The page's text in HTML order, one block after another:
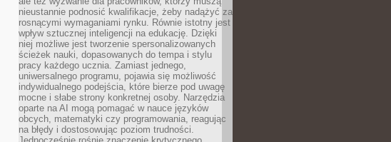
nieustannie podnosić kwalifikacje, żeby nadążyć za
rosnącymi wymaganiami rynku. Równie istotny jest
wpływ sztucznej inteligencji na edukację. Dzięki
niej możliwe jest tworzenie spersonalizowanych
ścieżek nauki, dopasowanych do tempa i stylu
pracy każdego ucznia. Zamiast jednego,
uniwersalnego programu, pojawia się możliwość
indywidualnego podejścia, które bierze pod uwagę
mocne i słabe strony konkretnej osoby. Narzędzia
oparte na AI mogą pomagać w nauce języków
obcych, matematyki czy programowania, reagując
na błędy i dostosowując poziom trudności.